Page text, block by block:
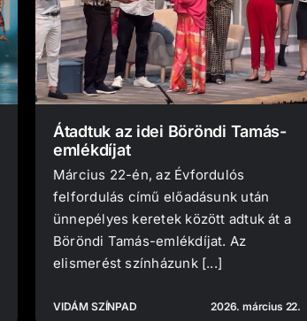
Átadtuk az idei Böröndi Tamás-
emlékdíjat
Március 22-én, az Évfordulós
felfordulás című előadásunk után
ünnepélyes keretek között adtuk át a
Böröndi Tamás-emlékdíjat. Az
elismerést színházunk [...]
VIDÁM SZÍNPAD 2026. március 22.